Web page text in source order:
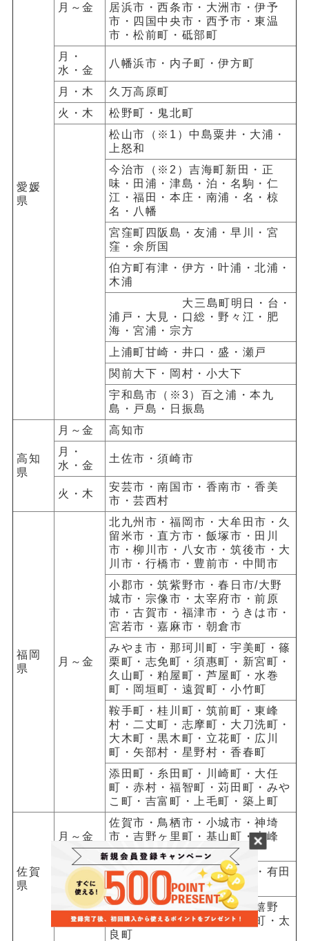
愛媛
県
月～金
居浜市・西条市・大洲市・伊予
市・四国中央市・西予市・東温
市・松前町・砥部町
月・
水・金
八幡浜市・内子町・伊方町
月・木
久万高原町
火・木
松野町・鬼北町
松山市（※1）中島粟井・大浦・
上怒和
今治市（※2）吉海町新田・正
味・田浦・津島・泊・名駒・仁
江・福田・本庄・南浦・名・椋
名・八幡
宮窪町四阪島・友浦・早川・宮
窪・余所国
伯方町有津・伊方・叶浦・北浦・
木浦
大三島町明日・台・
浦戸・大見・口総・野々江・肥
海・宮浦・宗方
上浦町甘崎・井口・盛・瀬戸
関前大下・岡村・小大下
宇和島市（※3）百之浦・本九
島・戸島・日振島
高知
県
月～金
高知市
月・
水・金
土佐市・須崎市
火・木
安芸市・南国市・香南市・香美
市・芸西村
福岡
県
月～金
北九州市・福岡市・大牟田市・久
留米市・直方市・飯塚市・田川
市・柳川市・八女市・筑後市・大
川市・行橋市・豊前市・中間市
小郡市・筑紫野市・春日市/大野
城市・宗像市・太宰府市・前原
市・古賀市・福津市・うきは市・
宮若市・嘉麻市・朝倉市
みやま市・那珂川町・宇美町・篠
栗町・志免町・須惠町・新宮町・
久山町・粕屋町・芦屋町・水巻
町・岡垣町・遠賀町・小竹町
鞍手町・桂川町・筑前町・東峰
村・二丈町・志摩町・大刀洗町・
大木町・黒木町・立花町・広川
町・矢部村・星野村・香春町
添田町・糸田町・川崎町・大任
町・赤村・福智町・苅田町・みや
こ町・吉富町・上毛町・築上町
佐賀
県
月～金
佐賀市・鳥栖市・小城市・神埼
市・吉野ヶ里町・基山町・上峰
町・みやき町
月・
水・金
唐津市・伊万里市・玄海町・有田
町
火・木
多久市・武雄市・鹿島市・嬉野
市・大町町・江北町・白石町・太
良町